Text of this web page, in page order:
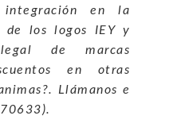
integración en la
de los logos IEY y
de marcas
en otras
Llámanos e